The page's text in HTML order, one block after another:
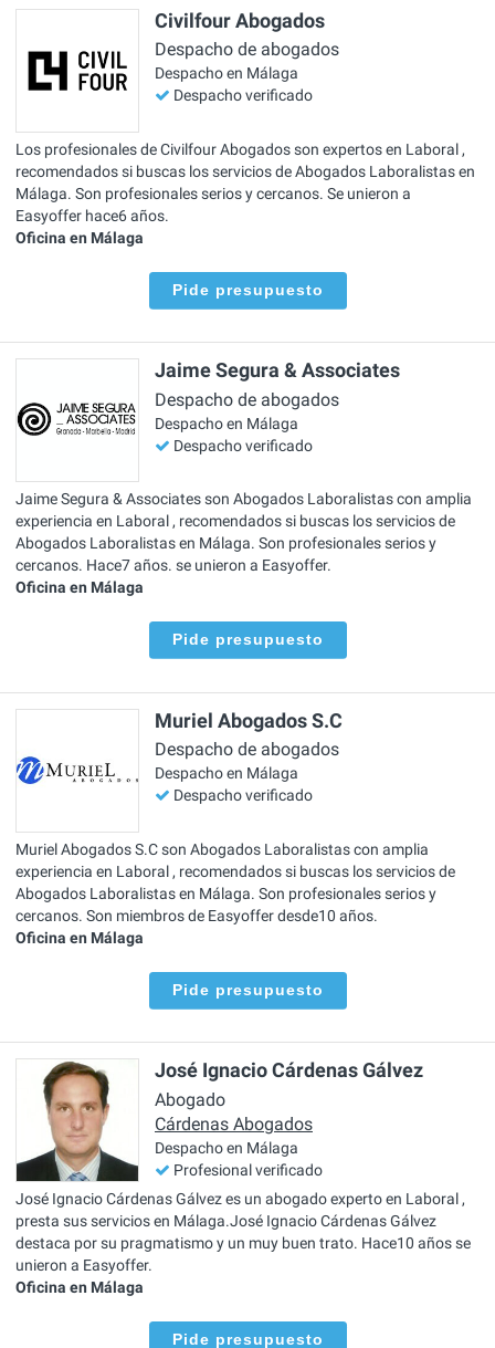
Civilfour Abogados
Despacho de abogados
Despacho en Málaga
Despacho verificado
Los profesionales de Civilfour Abogados son expertos en Laboral ,
recomendados si buscas los servicios de Abogados Laboralistas en
Málaga. Son profesionales serios y cercanos. Se unieron a
Easyoffer hace6 años.
Oficina en Málaga
Pide presupuesto
Jaime Segura & Associates
Despacho de abogados
Despacho en Málaga
Despacho verificado
Jaime Segura & Associates son Abogados Laboralistas con amplia
experiencia en Laboral , recomendados si buscas los servicios de
Abogados Laboralistas en Málaga. Son profesionales serios y
cercanos. Hace7 años. se unieron a Easyoffer.
Oficina en Málaga
Pide presupuesto
Muriel Abogados S.C
Despacho de abogados
Despacho en Málaga
Despacho verificado
Muriel Abogados S.C son Abogados Laboralistas con amplia
experiencia en Laboral , recomendados si buscas los servicios de
Abogados Laboralistas en Málaga. Son profesionales serios y
cercanos. Son miembros de Easyoffer desde10 años.
Oficina en Málaga
Pide presupuesto
José Ignacio Cárdenas Gálvez
Abogado
Cárdenas Abogados
Despacho en Málaga
Profesional verificado
José Ignacio Cárdenas Gálvez es un abogado experto en Laboral ,
presta sus servicios en Málaga.José Ignacio Cárdenas Gálvez
destaca por su pragmatismo y un muy buen trato. Hace10 años se
unieron a Easyoffer.
Oficina en Málaga
Pide presupuesto